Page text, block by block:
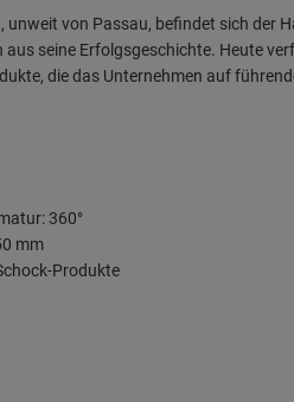
unweit von Passau, befindet sich
aus seine Erfolgsgeschichte. Heute
die das Unternehmen auf
360°
mm
Produkte